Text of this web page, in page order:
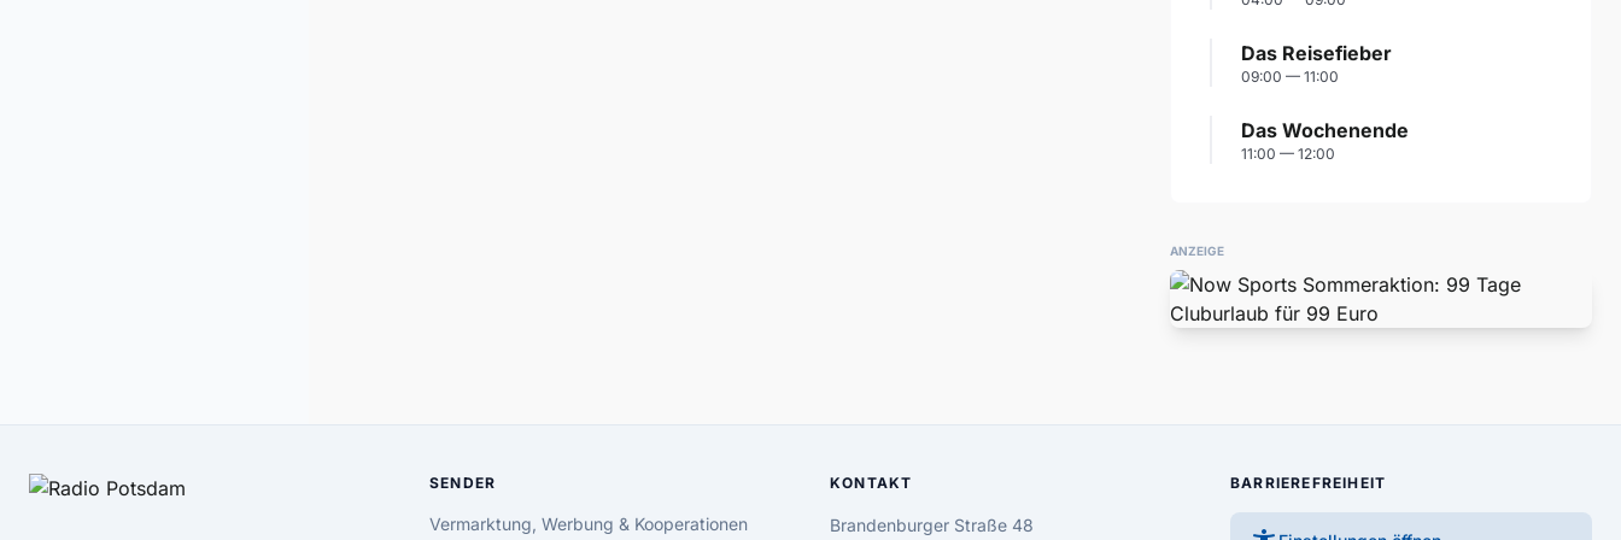
Das Reisefieber
09:00 — 11:00
Das Wochenende
11:00 — 12:00
ANZEIGE
SENDER
Vermarktung, Werbung & Kooperationen
KONTAKT
Brandenburger Straße 48
BARRIEREFREIHEIT